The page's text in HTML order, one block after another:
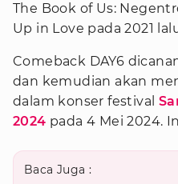
The Book of Us:
Up in Love pada 2021
Comeback DAY6
dan kemudian akan
dalam konser festival
2024 pada 4 Mei 2024.
Baca Juga :